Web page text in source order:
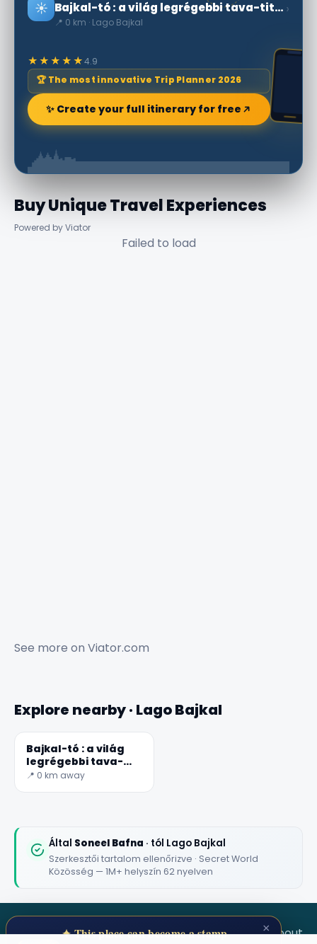
☀️ Bajkal-tó : a világ legrégebbi tava-titkos világ
📍 0 km · Lago Bajkal
›
★★★★★4.9
🏆 The most innovative Trip Planner 2026
✨ Create your full itinerary for free
Buy Unique Travel Experiences
Powered by Viator
Failed to load
See more on Viator.com
Explore nearby · Lago Bajkal
Bajkal-tó : a világ
legrégebbi tava-
titkos világ
📍 0 km away
Által Soneel Bafna · tól Lago Bajkal
Szerkesztői tartalom ellenőrizve · Secret World
Közösség — 1M+ helyszín 62 nyelven
SECRET WORLD TermsPrivacyAbout
×
✦ This place can become a stamp